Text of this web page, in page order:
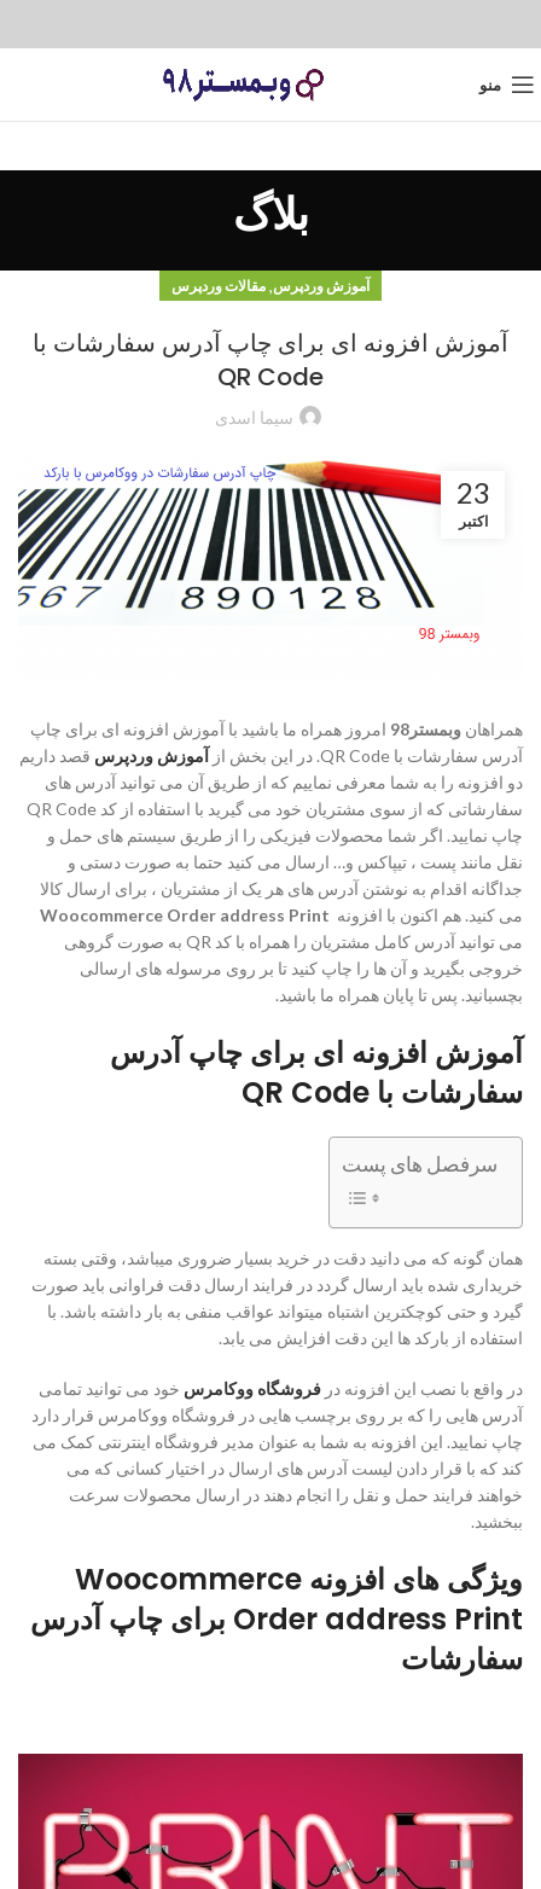
منو
بلاگ
آموزش وردپرس, مقالات وردپرس
آموزش افزونه ای برای چاپ آدرس سفارشات با
QR Code
سیما اسدی
23
اکتبر
همراهان وبمستر98
امروز همراه ما باشید با آموزش افزونه ای برای چاپ
آدرس سفارشات با QR Code. در این بخش از
آموزش وردپرس قصد داریم
دو افزونه را به شما معرفی نماییم که از طریق آن می توانید آدرس های
سفارشاتی که از سوی مشتریان خود می گیرید با استفاده از کد QR Code
چاپ نمایید. اگر شما محصولات فیزیکی را از طریق سیستم های حمل و
نقل مانند پست ، تیپاکس و… ارسال می کنید حتما به صورت دستی و
جداگانه اقدام به نوشتن آدرس های هر یک از مشتریان ، برای ارسال کالا
می کنید. هم اکنون با افزونه
می توانید آدرس کامل مشتریان را همراه با کد QR به صورت گروهی
خروجی بگیرید و آن ها را چاپ کنید تا بر روی مرسوله های ارسالی
بچسبانید. پس تا پایان همراه ما باشید.
آموزش افزونه ای برای چاپ آدرس
سفارشات با QR Code
سرفصل های پست
همان گونه که می دانید دقت در خرید بسیار ضروری میباشد، وقتی بسته
خریداری شده باید ارسال گردد در فرایند ارسال دقت فراوانی باید صورت
گیرد و حتی کوچکترین اشتباه میتواند عواقب منفی به بار داشته باشد. با
استفاده از بارکد ها این دقت افزایش می یابد.
در واقع با نصب این افزونه در فروشگاه ووکامرس خود می توانید تمامی
آدرس هایی را که بر روی برچسب هایی در فروشگاه ووکامرس قرار دارد
چاپ نمایید. این افزونه به شما به عنوان مدیر فروشگاه اینترنتی کمک می
کند که با قرار دادن لیست آدرس های ارسال در اختیار کسانی که می
خواهند فرایند حمل و نقل را انجام دهند در ارسال محصولات سرعت
ببخشید.
ویژگی های افزونه Woocommerce
Order address Print برای چاپ آدرس
سفارشات